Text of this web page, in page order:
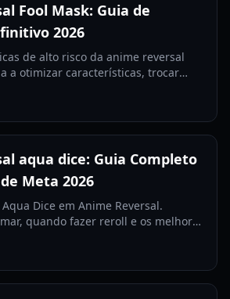
Fool Mask: Guia de
2026
de alto risco da anime reversal
a otimizar características, trocar
aqua dice: Guia Completo
Meta 2026
Dice em Anime Reversal.
quando fazer reroll e os melhores